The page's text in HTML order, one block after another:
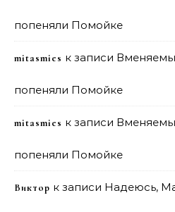
попеняли Помойке
mitasmies к записи
попеняли Помойке
mitasmies к записи
попеняли Помойке
Виктор к записи Надеюсь,